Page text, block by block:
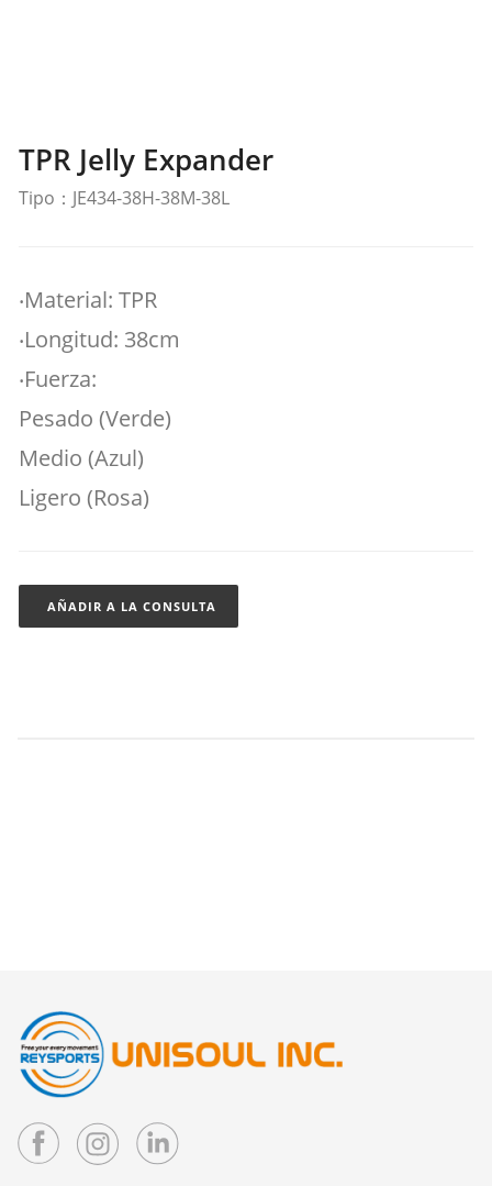
TPR Jelly Expander
Tipo：JE434-38H-38M-38L
‧Material: TPR
‧Longitud: 38cm
‧Fuerza:
Pesado (Verde)
Medio (Azul)
Ligero (Rosa)
AÑADIR A LA CONSULTA